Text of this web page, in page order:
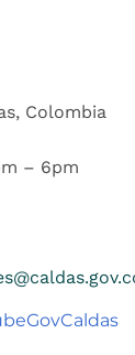
Colombia
– 6pm